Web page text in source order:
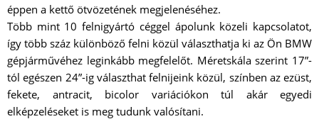
éppen a kettő ötvözetének megjelenéséhez.
Több mint 10 felnigyártó céggel ápolunk közeli kapcsolatot,
így több száz különböző felni közül választhatja ki az Ön BMW
gépjárművéhez leginkább megfelelőt. Méretskála szerint 17”-
tól egészen 24”-ig választhat felnijeink közül, színben az ezüst,
fekete, antracit, bicolor variációkon túl akár egyedi
elképzeléseket is meg tudunk valósítani.